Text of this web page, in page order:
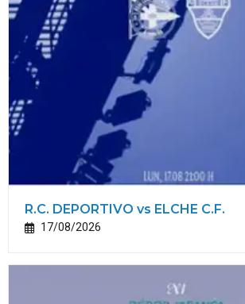
R.C. DEPORTIVO vs ELCHE C.F.
17/08/2026